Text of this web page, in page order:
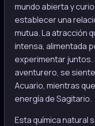
mundo abierta y
establecer una
mutua. La atracción
intensa, alimentada
experimentar juntos.
aventurero, se
Acuario, mientras
energía de Sagitario.
Esta química natural